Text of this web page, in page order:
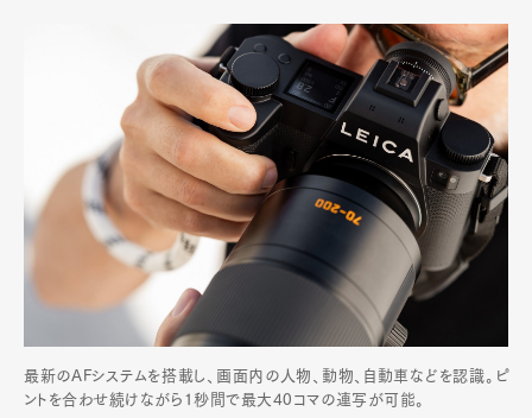
最新のAFシステムを搭載し、画面内の人物、動物、自動車などを認識。ピ
ントを合わせ続けながら1秒間で最大40コマの連写が可能。